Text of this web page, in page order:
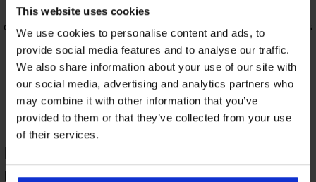
This website uses cookies
We use cookies to personalise content and ads, to
provide social media features and to analyse our traffic.
We also share information about your use of our site with
our social media, advertising and analytics partners who
may combine it with other information that you’ve
provided to them or that they’ve collected from your use
of their services.
4,8
Podprsenka Carmen Basic vystužená
35,99 €
26,99 €
kód: ALL25
41,99 €
HODNOTENIE PRODUKTU Sťahovacie
nohavičky Maestria